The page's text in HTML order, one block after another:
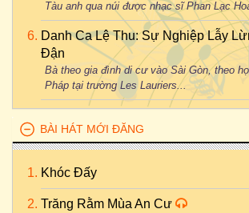
Tàu anh qua núi được nhạc sĩ Phan Lạc
Danh Ca Lệ Thu: Sự Nghiệp Lẫy
Đận
Bà theo gia đình di cư vào Sài Gòn, theo
Pháp tại trường Les Lauriers...
BÀI HÁT MỚI ĐĂNG
Khóc Đấy
Trăng Rằm Mùa An Cư